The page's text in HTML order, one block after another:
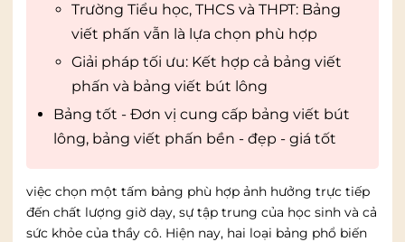
Trường Tiểu học, THCS và THPT: Bảng
viết phấn vẫn là lựa chọn phù hợp
Giải pháp tối ưu: Kết hợp cả bảng viết
phấn và bảng viết bút lông
Bảng tốt - Đơn vị cung cấp bảng viết bút
lông, bảng viết phấn bền - đẹp - giá tốt
việc chọn một tấm bảng phù hợp ảnh hưởng trực tiếp
đến chất lượng giờ dạy, sự tập trung của học sinh và cả
sức khỏe của thầy cô. Hiện nay, hai loại bảng phổ biến